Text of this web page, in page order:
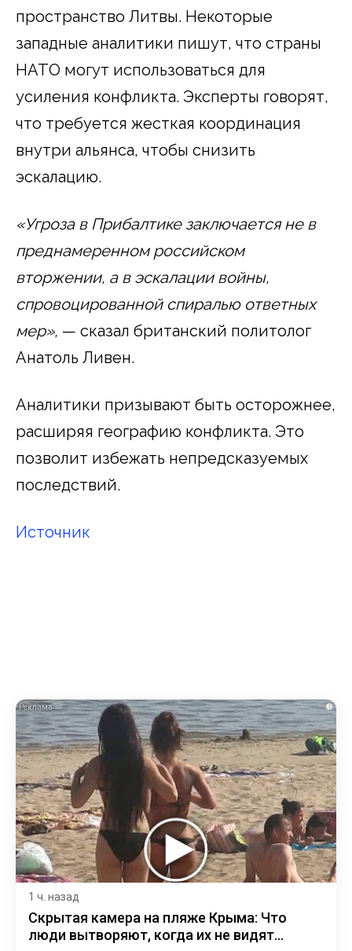
пространство Литвы. Некоторые
западные аналитики пишут, что страны
НАТО могут использоваться для
усиления конфликта. Эксперты говорят,
что требуется жесткая координация
внутри альянса, чтобы снизить
эскалацию.
«Угроза в Прибалтике заключается не в
преднамеренном российском
вторжении, а в эскалации войны,
спровоцированной спиралью ответных
мер», — сказал британский политолог
Анатоль Ливен.
Аналитики призывают быть осторожнее,
расширяя географию конфликта. Это
позволит избежать непредсказуемых
последствий.
Источник
i
1 ч. назад
Скрытая камера на пляже Крыма: Что
люди вытворяют, когда их не видят...